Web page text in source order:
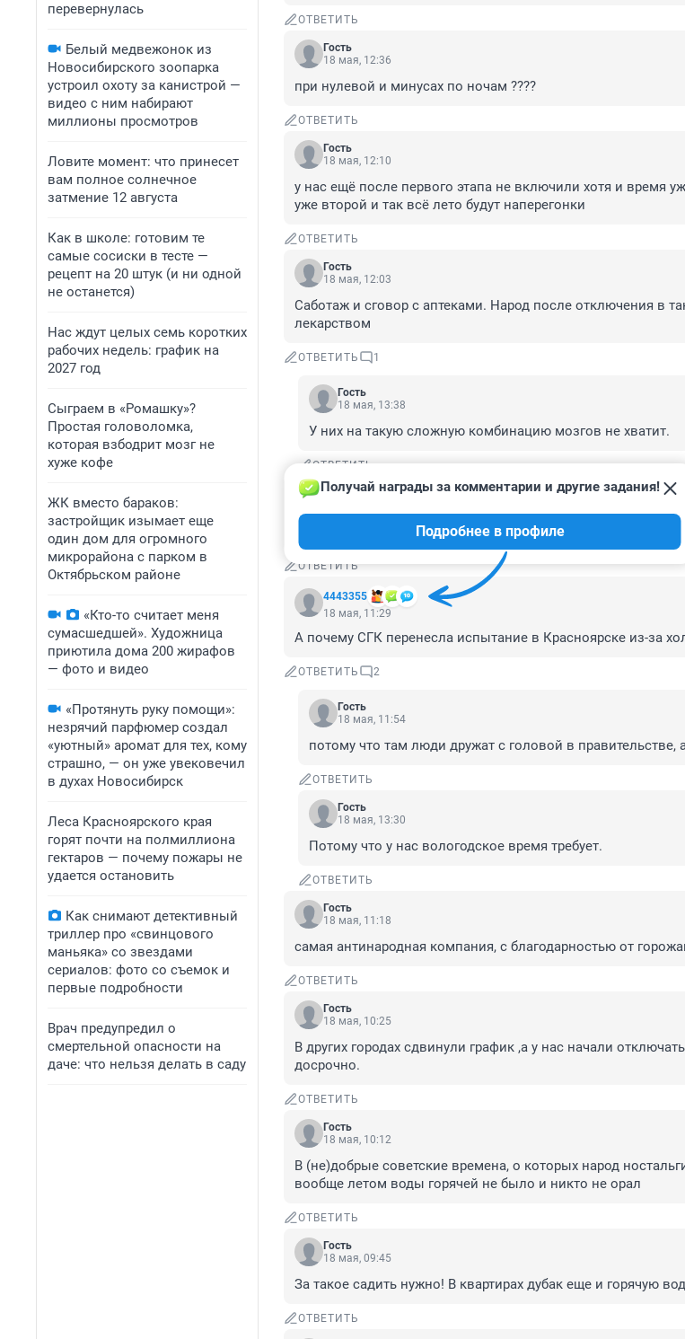
перевернулась
Белый медвежонок из
Новосибирского зоопарка
устроил охоту за канистрой —
видео с ним набирают
миллионы просмотров
Ловите момент: что принесет
вам полное солнечное
затмение 12 августа
Как в школе: готовим те
самые сосиски в тесте —
рецепт на 20 штук (и ни одной
не останется)
Нас ждут целых семь коротких
рабочих недель: график на
2027 год
Сыграем в «Ромашку»?
Простая головоломка,
которая взбодрит мозг не
хуже кофе
ЖК вместо бараков:
застройщик изымает еще
один дом для огромного
микрорайона с парком в
Октябрьском районе
«Кто-то считает меня
сумасшедшей». Художница
приютила дома 200 жирафов
— фото и видео
«Протянуть руку помощи»:
незрячий парфюмер создал
«уютный» аромат для тех, кому
страшно, — он уже увековечил
в духах Новосибирск
Леса Красноярского края
горят почти на полмиллиона
гектаров — почему пожары не
удается остановить
Как снимают детективный
триллер про «свинцового
маньяка» со звездами
сериалов: фото со съемок и
первые подробности
Врач предупредил о
смертельной опасности на
даче: что нельзя делать в саду
ОТВЕТИТЬ
Гость
18 мая, 12:36
при нулевой и минусах по ночам ????
ОТВЕТИТЬ
Гость
18 мая, 12:10
у нас ещё после первого этапа не включили хотя и время
уже второй и так всё лето будут наперегонки
ОТВЕТИТЬ
Гость
18 мая, 12:03
Саботаж и сговор с аптеками. Народ после отключения в
лекарством
ОТВЕТИТЬ 1
Гость
18 мая, 13:38
У них на такую сложную комбинацию мозгов не хватит.
ОТВЕТИТЬ
Гость
У депутатов в коттеджах то наверное тепло и вода горячая
ОТВЕТИТЬ
4443355
Получай награды за комментарии и другие задания!
Подробнее в профиле
18 мая, 11:29
А почему СГК перенесла испытание в Красноярске из-за
ОТВЕТИТЬ 2
Гость
18 мая, 11:54
потому что там люди дружат с головой в правительстве,
ОТВЕТИТЬ
Гость
18 мая, 13:30
Потому что у нас вологодское время требует.
ОТВЕТИТЬ
Гость
18 мая, 11:18
самая антинародная компания, с благодарностью от
ОТВЕТИТЬ
Гость
18 мая, 10:25
В других городах сдвинули график ,а у нас начали
досрочно.
ОТВЕТИТЬ
Гость
18 мая, 10:12
В (не)добрые советские времена, о которых народ
вообще летом воды горячей не было и никто не орал
ОТВЕТИТЬ
Гость
18 мая, 09:45
За такое садить нужно! В квартирах дубак еще и горячую
ОТВЕТИТЬ